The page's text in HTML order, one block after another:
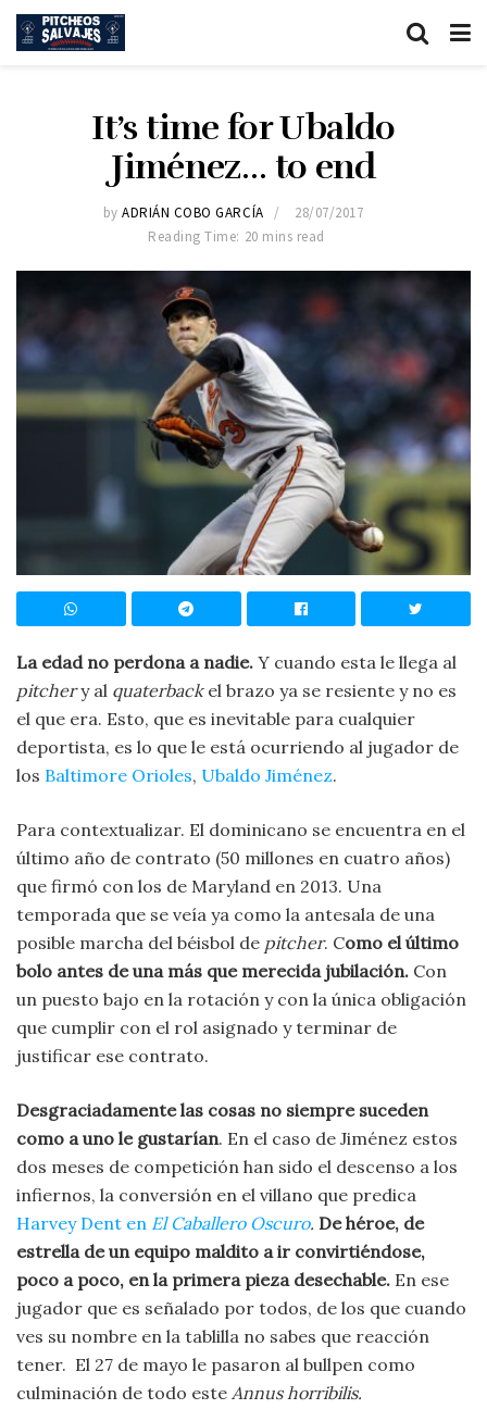
It’s time for Ubaldo
Jiménez… to end
by ADRIÁN COBO GARCÍA
28/07/2017
Reading Time: 20 mins read
La edad no perdona a nadie. Y cuando esta le llega al
pitchery al quaterbackel brazo ya se resiente y no es
el que era. Esto, que es inevitable para cualquier
deportista, es lo que le está ocurriendo al jugador de
los Baltimore Orioles, Ubaldo Jiménez.
Para contextualizar. El dominicano se encuentra en el
último año de contrato (50 millones en cuatro años)
que firmó con los de Maryland en 2013. Una
temporada que se veía ya como la antesala de una
posible marcha del béisbol de pitcher. Como el último
bolo antes de una más que merecida jubilación. Con
un puesto bajo en la rotación y con la única obligación
que cumplir con el rol asignado y terminar de
justificar ese contrato.
Desgraciadamente las cosas no siempre suceden
como a uno le gustarían. En el caso de Jiménez estos
dos meses de competición han sido el descenso a los
infiernos, la conversión en el villano que predica
Harvey Dent en El Caballero Oscuro. De héroe, de
estrella de un equipo maldito a ir convirtiéndose,
poco a poco, en la primera pieza desechable. En ese
jugador que es señalado por todos, de los que cuando
ves su nombre en la tablilla no sabes que reacción
tener. El 27 de mayo le pasaron al bullpen como
culminación de todo este Annus horribilis.